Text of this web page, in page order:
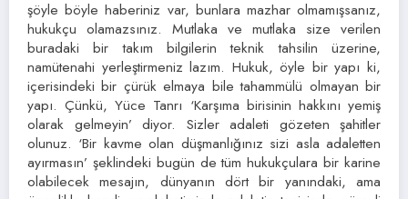
şöyle böyle haberiniz var, bunlara mazhar olmamışsanız,
hukukçu olamazsınız. Mutlaka ve mutlaka size verilen
buradaki bir takım bilgilerin teknik tahsilin üzerine,
namütenahi yerleştirmeniz lazım. Hukuk, öyle bir yapı ki,
içerisindeki bir çürük elmaya bile tahammülü olmayan bir
yapı. Çünkü, Yüce Tanrı ‘Karşıma birisinin hakkını yemiş
olarak gelmeyin’ diyor. Sizler adaleti gözeten şahitler
olunuz. ‘Bir kavme olan düşmanlığınız sizi asla adaletten
ayırmasın’ şeklindeki bugün de tüm hukukçulara bir karine
olabilecek mesajın, dünyanın dört bir yanındaki, ama